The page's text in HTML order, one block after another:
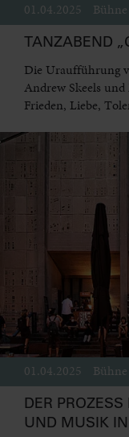
01.04.2025 Bühne
TANZABEND
Die Uraufführung
Andrew Skeels
Frieden, Liebe,
01.04.2025 Bühne
DER
UND MUSIK